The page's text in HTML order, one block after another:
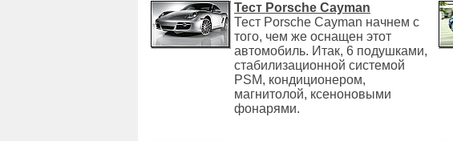
Тест Porsche Cayman
Тест Porsche Cayman начнем с
того, чем же оснащен этот
автомобиль. Итак, 6 подушками,
стабилизационной системой
PSM, кондиционером,
магнитолой, ксеноновыми
фонарями.